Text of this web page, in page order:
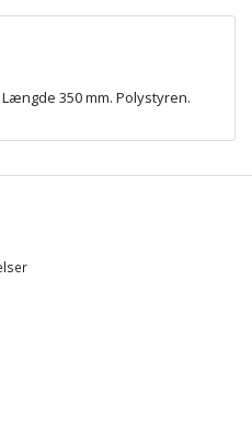
350 mm. Polystyren.